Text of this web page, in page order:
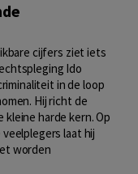
cijfers ziet iets
Ido
in de loop
Hij richt de
harde kern. Op
laat hij
worden